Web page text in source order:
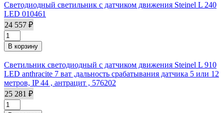
Светодиодный светильник с датчиком движения Steinel L 240
LED 010461
24 557 ₽
Светильник светодиодный с датчиком движения Steinel L 910
LED anthracite 7 ват ,дальность срабатывания датчика 5 или 12
метров, IP 44 , антрацит , 576202
25 281 ₽